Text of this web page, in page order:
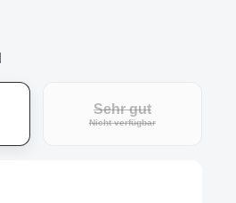
Sehr gut
Nicht verfügbar